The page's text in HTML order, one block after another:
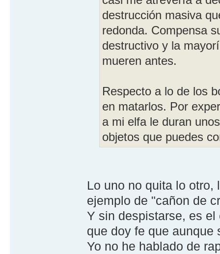
destrucción masiva
redonda. Compensa
destructivo y la
mueren antes.
Respecto a lo de los
en matarlos. Por
a mi elfa le duran
objetos que puedes
Lo uno no quita lo
ejemplo de "cañon de
Y sin despistarse, es
que doy fe que aunque
Yo no he hablado de